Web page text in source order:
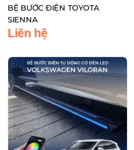
BỆ BƯỚC ĐIỆN TOYOTA
SIENNA
Liên hệ